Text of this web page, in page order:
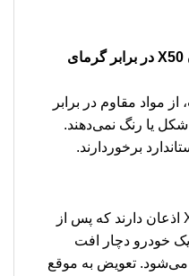
س: آیا آفتاب گیر راست لیفان X50 در برابر گرمای
مواد مقاوم در برابر
یا رنگ نمی‌دهند.
برخوردارند.
بسیاری از دارندگان لیفان X50 اذعان دارند که پس از
خودرو دچار افت
تعویض به موقع